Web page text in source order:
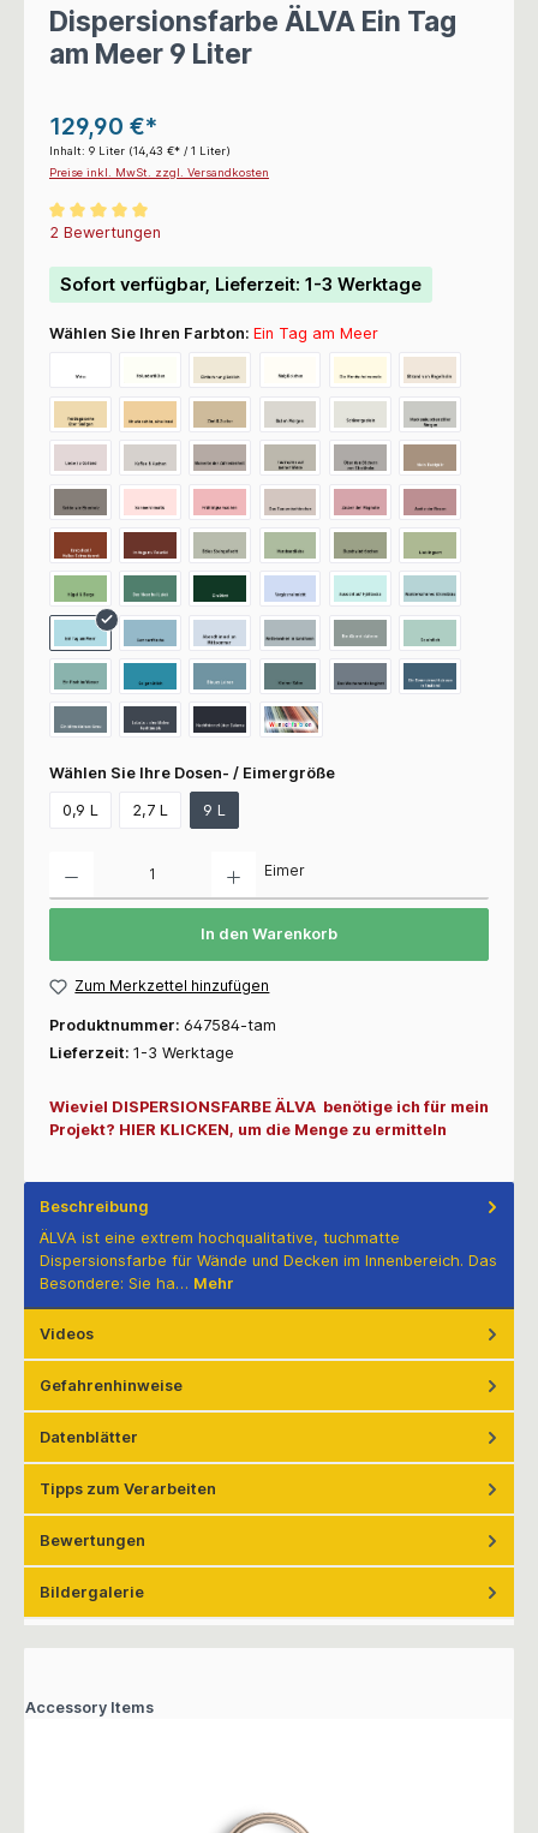
Dispersionsfarbe ÄLVA Ein Tag
am Meer 9 Liter
129,90 €*
Inhalt: 9 Liter (14,43 €* / 1 Liter)
Preise inkl. MwSt. zzgl. Versandkosten
Durchschnittliche Bewertung von 5 von 5 Sternen
2 Bewertungen
Sofort verfügbar, Lieferzeit: 1-3 Werktage
Wählen Sie Ihren Farbton: Ein Tag am Meer
Wählen Sie Ihre Dosen- / Eimergröße
0,9 L 2,7 L 9 L
Eimer
In den Warenkorb
Zum Merkzettel hinzufügen
Produktnummer: 647584-tam
Lieferzeit: 1-3 Werktage
Wieviel DISPERSIONSFARBE ÄLVA benötige ich für mein
Projekt? HIER KLICKEN, um die Menge zu ermitteln
Beschreibung
ÄLVA ist eine extrem hochqualitative, tuchmatte
Dispersionsfarbe für Wände und Decken im Innenbereich. Das
Besondere: Sie ha… Mehr
Videos
Gefahrenhinweise
Datenblätter
Tipps zum Verarbeiten
Bewertungen
Bildergalerie
Accessory Items